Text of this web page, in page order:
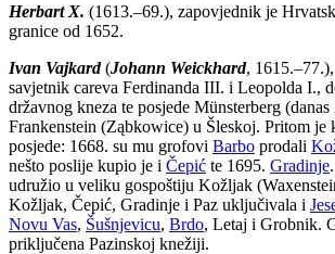
Herbart X. (1613.–69.), zapovjednik je
granice od 1652.
Ivan Vajkard(Johann Weickhard,
savjetnik careva Ferdinanda III. i Leopolda I.,
državnog kneza te posjede Münsterberg
Frankenstein (Ząbkowice) u Šleskoj. Pritom je
posjede: 1668. su mu grofovi Barbo prodali
nešto poslije kupio je i Čepić te 1695. Gradinje
udružio u veliku gospoštiju Kožljak
Kožljak, Čepić, Gradinje i Paz uključivala i
Novu Vas, Šušnjevicu, Brdo, Letaj i Grobnik.
priključena Pazinskoj knežiji.